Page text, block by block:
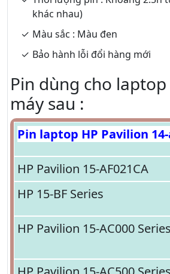
khác nhau)
Màu sắc : Màu đen
Bảo hành lỗi đổi hàng mới
Pin dùng cho
máy sau :
Pin laptop HP Pavilion
HP Pavilion 15-AF021CA
HP 15-BF Series
HP Pavilion 15-AC000 Series